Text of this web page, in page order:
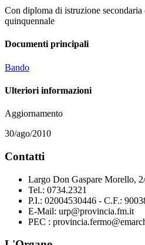
Con diploma di istruzione secondaria
quinquennale
Documenti principali
Bando
Ulteriori informazioni
Aggiornamento
30/ago/2010
Contatti
Largo Don Gaspare Morello,
Tel.: 0734.2321
P.I.: 02004530446 - C.F.:
E-Mail: urp@provincia.fm.it
PEC :